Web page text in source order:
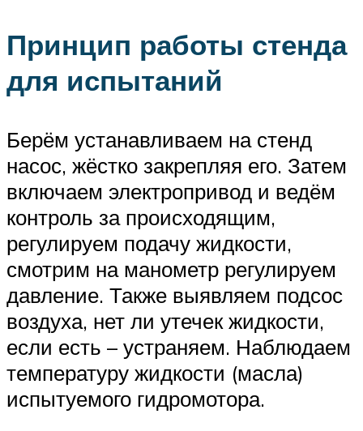
Принцип работы стенда
для испытаний
Берём устанавливаем на стенд
насос, жёстко закрепляя его. Затем
включаем электропривод и ведём
контроль за происходящим,
регулируем подачу жидкости,
смотрим на манометр регулируем
давление. Также выявляем подсос
воздуха, нет ли утечек жидкости,
если есть – устраняем. Наблюдаем
температуру жидкости (масла)
испытуемого гидромотора.